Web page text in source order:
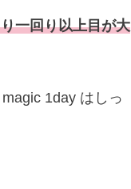
一回り以上目が大
1day はしっ